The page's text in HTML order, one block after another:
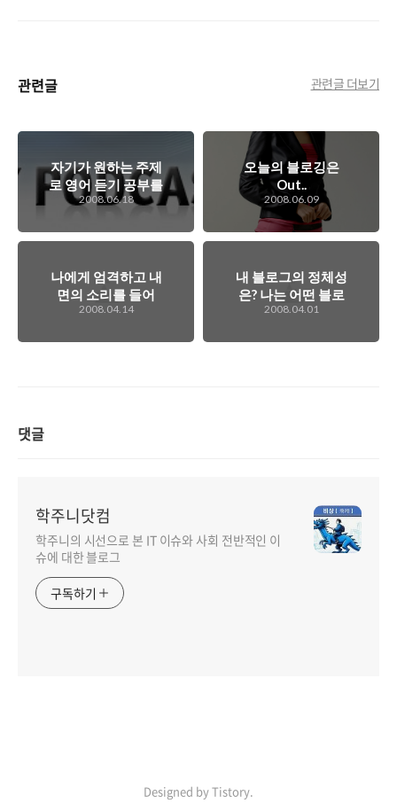
관련글 관련글 더보기
자기가 원하는 주제
로 영어 듣기 공부를
할 수 있다면..
2008.06.18
오늘의 블로깅은
Out..
2008.06.09
나에게 엄격하고 내
면의 소리를 들어
야...
2008.04.14
내 블로그의 정체성
은? 나는 어떤 블로
깅을 해아하나...
2008.04.01
댓글
학주니닷컴
학주니의 시선으로 본 IT 이슈와 사회 전반적인 이
슈에 대한 블로그
구독하기
Designed by Tistory.